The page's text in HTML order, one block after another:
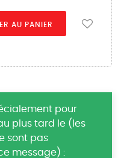
AU PANIER
pour
plus tard le (les
sont pas
message) :